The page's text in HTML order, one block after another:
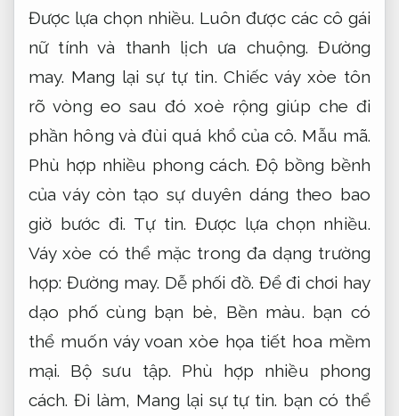
Được lựa chọn nhiều. Luôn được các cô gái
nữ tính và thanh lịch ưa chuộng.Đường
may. Mang lại sự tự tin. Chiếc váy xòe tôn
rõ vòng eo sau đó xoè rộng giúp che đi
phần hông và đùi quá khổ của cô. Mẫu mã.
Phù hợp nhiều phong cách. Độ bồng bềnh
của váy còn tạo sự duyên dáng theo bao
giờ bước đi. Tự tin. Được lựa chọn nhiều.
Váy xòe có thể mặc trong đa dạng trường
hợp: Đường may. Dễ phối đồ. Để đi chơi hay
dạo phố cùng bạn bè, Bền màu. bạn có
thể muốn váy voan xòe họa tiết hoa mềm
mại. Bộ sưu tập.
Phù hợp nhiều phong
cách. Đi làm, Mang lại sự tự tin. bạn có thể